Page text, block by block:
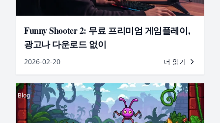
Funny Shooter 2: 무료 프리미엄 게임플레이,
광고나 다운로드 없이
2026-02-20 더 읽기
Blog